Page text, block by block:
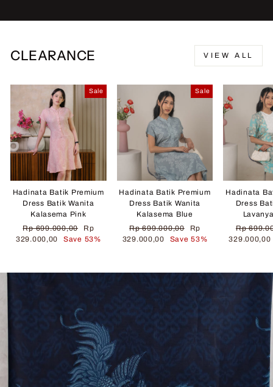
CLEARANCE VIEW ALL
Sale
Hadinata Batik Premium
Dress Batik Wanita
Kalasema Pink
Regular
price
Rp 699.000,00
Sale
price
Rp
329.000,00
Save 53%
Sale
Hadinata Batik Premium
Dress Batik Wanita
Kalasema Blue
Regular
price
Rp 699.000,00
Sale
price
Rp
329.000,00
Save 53%
Hadinata
Dress
Regular
price
Rp
329.000,00